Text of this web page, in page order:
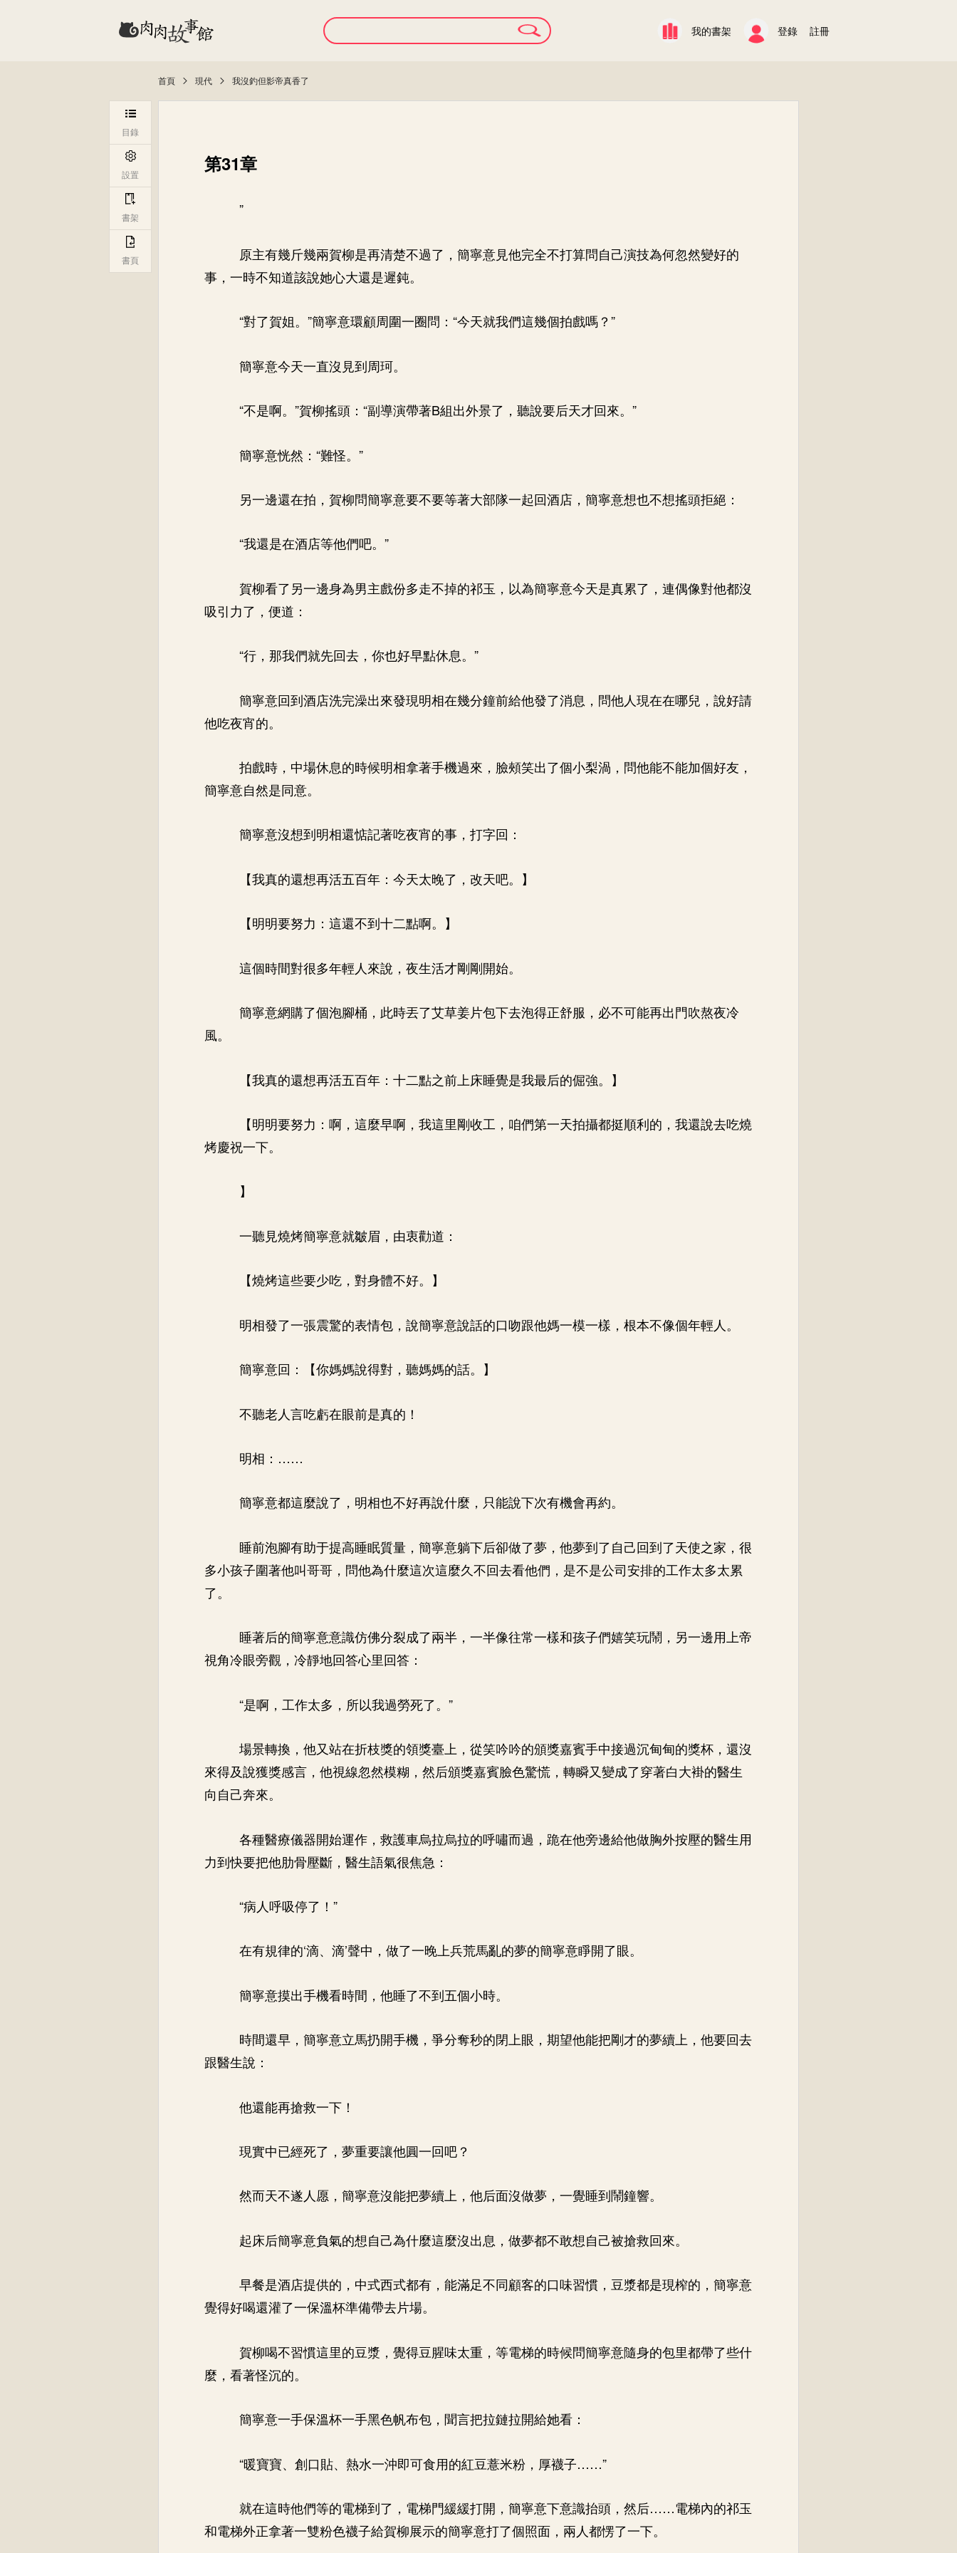
我的書架 登錄 註冊
首頁 現代 我沒釣但影帝真香了
目錄
設置
書架
書頁
第31章
”
原主有幾斤幾兩賀柳是再清楚不過了，簡寧意見他完全不打算問自己演技為何忽然變好的
事，一時不知道該說她心大還是遲鈍。
“對了賀姐。”簡寧意環顧周圍一圈問：“今天就我們這幾個拍戲嗎？”
簡寧意今天一直沒見到周珂。
“不是啊。”賀柳搖頭：“副導演帶著B組出外景了，聽說要后天才回來。”
簡寧意恍然：“難怪。”
另一邊還在拍，賀柳問簡寧意要不要等著大部隊一起回酒店，簡寧意想也不想搖頭拒絕：
“我還是在酒店等他們吧。”
賀柳看了另一邊身為男主戲份多走不掉的祁玉，以為簡寧意今天是真累了，連偶像對他都沒
吸引力了，便道：
“行，那我們就先回去，你也好早點休息。”
簡寧意回到酒店洗完澡出來發現明相在幾分鐘前給他發了消息，問他人現在在哪兒，說好請
他吃夜宵的。
拍戲時，中場休息的時候明相拿著手機過來，臉頰笑出了個小梨渦，問他能不能加個好友，
簡寧意自然是同意。
簡寧意沒想到明相還惦記著吃夜宵的事，打字回：
【我真的還想再活五百年：今天太晚了，改天吧。】
【明明要努力：這還不到十二點啊。】
這個時間對很多年輕人來說，夜生活才剛剛開始。
簡寧意網購了個泡腳桶，此時丟了艾草姜片包下去泡得正舒服，必不可能再出門吹熬夜冷
風。
【我真的還想再活五百年：十二點之前上床睡覺是我最后的倔強。】
【明明要努力：啊，這麼早啊，我這里剛收工，咱們第一天拍攝都挺順利的，我還說去吃燒
烤慶祝一下。
】
一聽見燒烤簡寧意就皺眉，由衷勸道：
【燒烤這些要少吃，對身體不好。】
明相發了一張震驚的表情包，說簡寧意說話的口吻跟他媽一模一樣，根本不像個年輕人。
簡寧意回：【你媽媽說得對，聽媽媽的話。】
不聽老人言吃虧在眼前是真的！
明相：……
簡寧意都這麼說了，明相也不好再說什麼，只能說下次有機會再約。
睡前泡腳有助于提高睡眠質量，簡寧意躺下后卻做了夢，他夢到了自己回到了天使之家，很
多小孩子圍著他叫哥哥，問他為什麼這次這麼久不回去看他們，是不是公司安排的工作太多太累
了。
睡著后的簡寧意意識仿佛分裂成了兩半，一半像往常一樣和孩子們嬉笑玩鬧，另一邊用上帝
視角冷眼旁觀，冷靜地回答心里回答：
“是啊，工作太多，所以我過勞死了。”
場景轉換，他又站在折枝獎的領獎臺上，從笑吟吟的頒獎嘉賓手中接過沉甸甸的獎杯，還沒
來得及說獲獎感言，他視線忽然模糊，然后頒獎嘉賓臉色驚慌，轉瞬又變成了穿著白大褂的醫生
向自己奔來。
各種醫療儀器開始運作，救護車烏拉烏拉的呼嘯而過，跪在他旁邊給他做胸外按壓的醫生用
力到快要把他肋骨壓斷，醫生語氣很焦急：
“病人呼吸停了！”
在有規律的‘滴、滴’聲中，做了一晚上兵荒馬亂的夢的簡寧意睜開了眼。
簡寧意摸出手機看時間，他睡了不到五個小時。
時間還早，簡寧意立馬扔開手機，爭分奪秒的閉上眼，期望他能把剛才的夢續上，他要回去
跟醫生說：
他還能再搶救一下！
現實中已經死了，夢重要讓他圓一回吧？
然而天不遂人愿，簡寧意沒能把夢續上，他后面沒做夢，一覺睡到鬧鐘響。
起床后簡寧意負氣的想自己為什麼這麼沒出息，做夢都不敢想自己被搶救回來。
早餐是酒店提供的，中式西式都有，能滿足不同顧客的口味習慣，豆漿都是現榨的，簡寧意
覺得好喝還灌了一保溫杯準備帶去片場。
賀柳喝不習慣這里的豆漿，覺得豆腥味太重，等電梯的時候問簡寧意隨身的包里都帶了些什
麼，看著怪沉的。
簡寧意一手保溫杯一手黑色帆布包，聞言把拉鏈拉開給她看：
“暖寶寶、創口貼、熱水一沖即可食用的紅豆薏米粉，厚襪子……”
就在這時他們等的電梯到了，電梯門緩緩打開，簡寧意下意識抬頭，然后……電梯內的祁玉
和電梯外正拿著一雙粉色襪子給賀柳展示的簡寧意打了個照面，兩人都愣了一下。